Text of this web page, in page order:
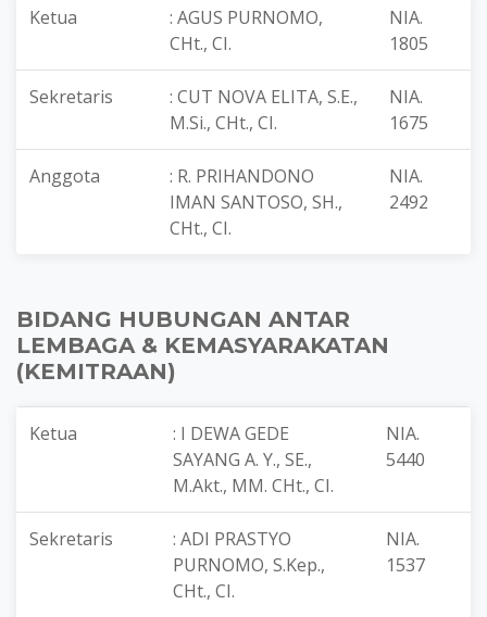
Ketua
: AGUS PURNOMO,
CHt., CI.
NIA.
1805
Sekretaris
: CUT NOVA ELITA, S.E.,
M.Si., CHt., CI.
NIA.
1675
Anggota
: R. PRIHANDONO
IMAN SANTOSO, SH.,
CHt., CI.
NIA.
2492
BIDANG HUBUNGAN ANTAR
LEMBAGA & KEMASYARAKATAN
(KEMITRAAN)
Ketua
: I DEWA GEDE
SAYANG A. Y., SE.,
M.Akt., MM. CHt., CI.
NIA.
5440
Sekretaris
: ADI PRASTYO
PURNOMO, S.Kep.,
CHt., CI.
NIA.
1537